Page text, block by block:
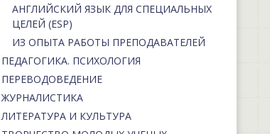
АНГЛИЙСКИЙ ЯЗЫК ДЛЯ СПЕЦИАЛЬНЫХ
ЦЕЛЕЙ (ESP)
ИЗ ОПЫТА РАБОТЫ ПРЕПОДАВАТЕЛЕЙ
ПЕДАГОГИКА. ПСИХОЛОГИЯ
ПЕРЕВОДОВЕДЕНИЕ
ЖУРНАЛИСТИКА
ЛИТЕРАТУРА И КУЛЬТУРА